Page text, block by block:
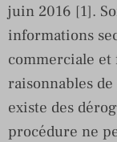
juin 2016 [1].
informations
commerciale et
raisonnables
existe des
procédure ne